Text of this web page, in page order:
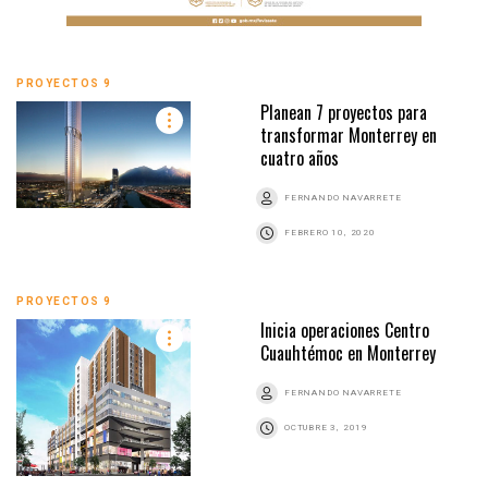
PROYECTOS 9
Planean 7 proyectos para
transformar Monterrey en
cuatro años
FERNANDO NAVARRETE
FEBRERO 10, 2020
PROYECTOS 9
Inicia operaciones Centro
Cuauhtémoc en Monterrey
FERNANDO NAVARRETE
OCTUBRE 3, 2019